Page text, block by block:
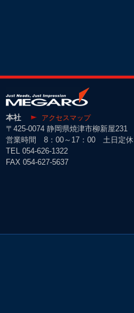
本社 アクセスマップ
〒425-0074 静岡県焼津市柳新屋231
営業時間 8：00～17：00 土日定休
TEL 054-626-1322
FAX 054-627-5637